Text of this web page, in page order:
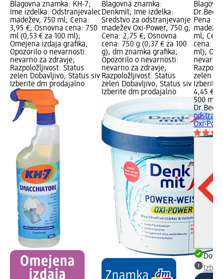
Blagovna znamka: KH-7;
Ime izdelka: Odstranjevalec
madežev, 750 ml; Cena:
3,95 €; Osnovna cena: 750
ml (0,53 € za 100 ml);
Omejena izdaja grafika;
Opozorilo o nevarnosti:
nevarno za zdravje;
Razpoložljivost: Status
zelen Dobavljivo, Status siv
Izberite dm prodajalno
Blagovna znamka:
Denkmit; Ime izdelka:
Sredstvo za odstranjevanje
madežev Oxi-Power, 750 g;
Cena: 2,75 €; Osnovna
cena: 750 g (0,37 € za 100
g); dm znamka grafika;
Opozorilo o nevarnosti:
nevarno za zdravje;
Razpoložljivost: Status
zelen Dobavljivo, Status siv
Izberite dm prodajalno
Pena za
ml;
cena:
ml);
zelen
Izberite
4,45 €
500 ml
Oxi-